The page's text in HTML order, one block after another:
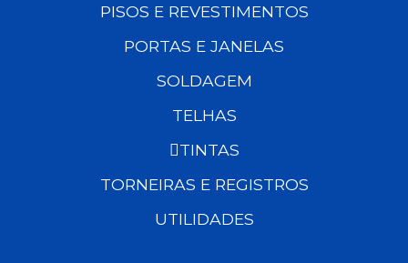
PISOS E REVESTIMENTOS
PORTAS E JANELAS
SOLDAGEM
TELHAS
TINTAS
TORNEIRAS E REGISTROS
UTILIDADES